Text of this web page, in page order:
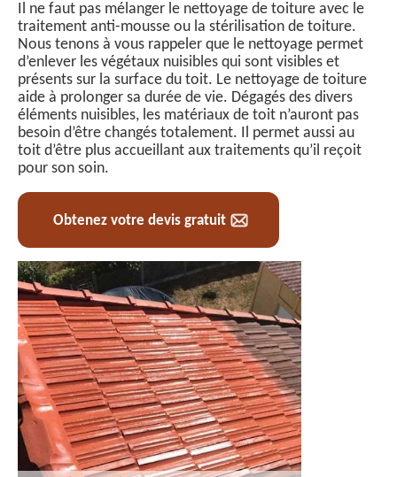
Il ne faut pas mélanger le nettoyage de toiture avec le
traitement anti-mousse ou la stérilisation de toiture.
Nous tenons à vous rappeler que le nettoyage permet
d’enlever les végétaux nuisibles qui sont visibles et
présents sur la surface du toit. Le nettoyage de toiture
aide à prolonger sa durée de vie. Dégagés des divers
éléments nuisibles, les matériaux de toit n’auront pas
besoin d’être changés totalement. Il permet aussi au
toit d’être plus accueillant aux traitements qu’il reçoit
pour son soin.
Obtenez votre devis gratuit